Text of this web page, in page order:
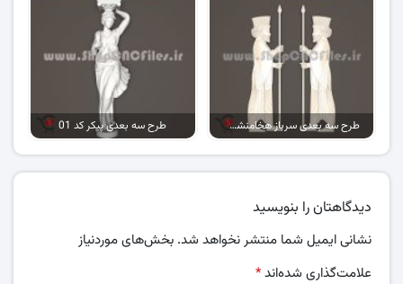
طرح سه بعدی سرباز هخامنشی کد 01 طرح سه بعدی پیکر کد 01
دیدگاهتان را بنویسید
نشانی ایمیل شما منتشر نخواهد شد. بخش‌های موردنیاز
علامت‌گذاری شده‌اند*